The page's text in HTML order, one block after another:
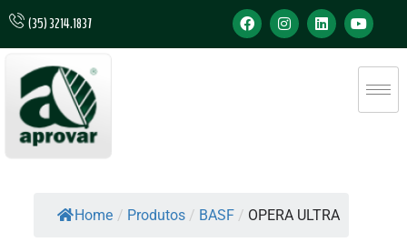
(35) 3214.1837
Home / Produtos / BASF / OPERA ULTRA